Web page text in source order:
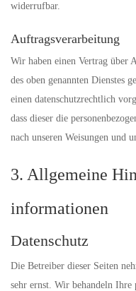
widerrufbar.
Auftragsverarbeitung
Wir haben einen Vertrag über
des oben genannten Dienstes
einen datenschutzrechtlich
dass dieser die
nach unseren Weisungen und
3. Allgemeine
informationen
Datenschutz
Die Betreiber dieser Seiten
sehr ernst. Wir behandeln Ihre